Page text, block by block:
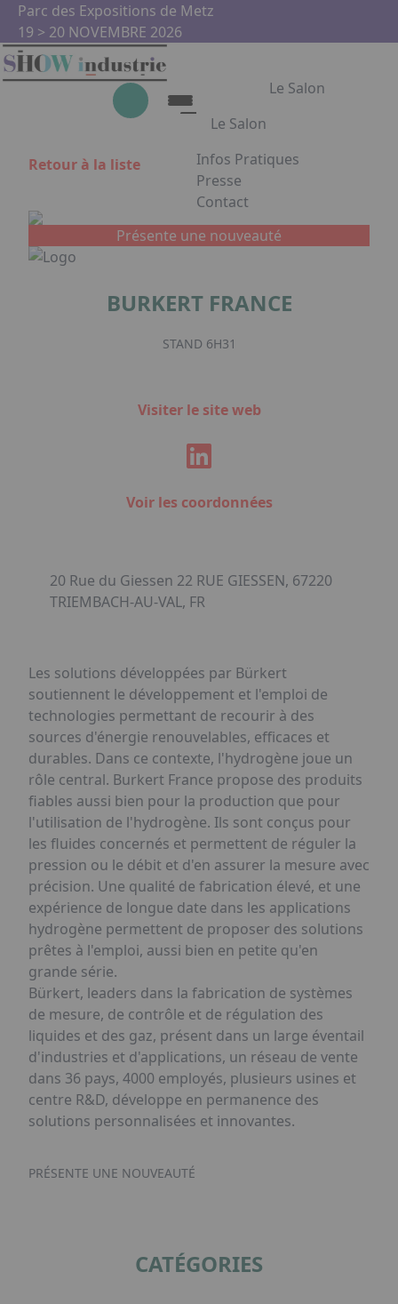
Aller au contenu principal
Parc des Expositions de Metz
19 > 20 NOVEMBRE 2026
Le Salon
Le Salon
Le Salon
Show Industrie
Partenaires
Show Industrie en images
Infos Pratiques
Presse
Contact
Appuyez sur Entrée pour
Facebook
Retour à la liste
Présente une nouveauté
BURKERT FRANCE
STAND 6H31
Visiter le site web
Voir les coordonnées
20 Rue du Giessen 22 RUE GIESSEN, 67220
TRIEMBACH-AU-VAL, FR
Les solutions développées par Bürkert
soutiennent le développement et l'emploi de
technologies permettant de recourir à des
sources d'énergie renouvelables, efficaces et
durables. Dans ce contexte, l'hydrogène joue un
rôle central. Burkert France propose des produits
fiables aussi bien pour la production que pour
l'utilisation de l'hydrogène. Ils sont conçus pour
les fluides concernés et permettent de réguler la
pression ou le débit et d'en assurer la mesure avec
précision. Une qualité de fabrication élevé, et une
expérience de longue date dans les applications
hydrogène permettent de proposer des solutions
prêtes à l'emploi, aussi bien en petite qu'en
grande série.
Bürkert, leaders dans la fabrication de systèmes
de mesure, de contrôle et de régulation des
liquides et des gaz, présent dans un large éventail
d'industries et d'applications, un réseau de vente
dans 36 pays, 4000 employés, plusieurs usines et
centre R&D, développe en permanence des
solutions personnalisées et innovantes.
PRÉSENTE UNE NOUVEAUTÉ
CATÉGORIES
Panneau de gestion des cookies